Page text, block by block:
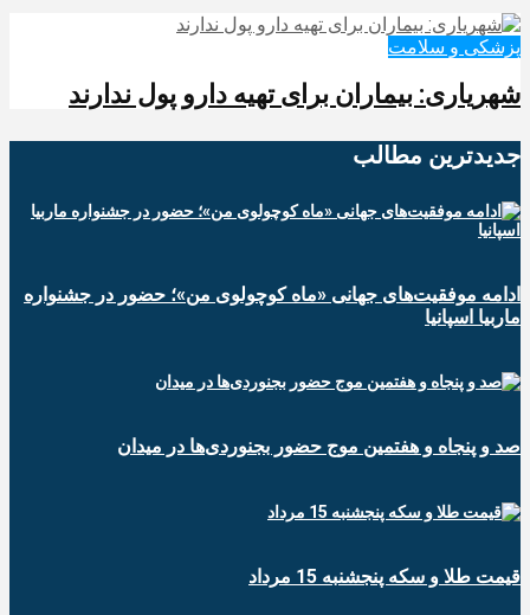
پزشکی و سلامت
شهریاری: بیماران برای تهیه دارو پول ندارند
جدیدترین‌ مطالب
ادامه موفقیت‌های جهانی «ماه کوچولوی من»؛ حضور در جشنواره
ماربیا اسپانیا
صد و پنجاه و هفتمین موج حضور بجنوردی‌ها در میدان
قیمت طلا و سکه پنجشنبه 15 مرداد